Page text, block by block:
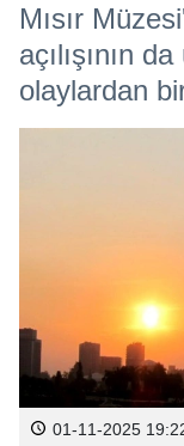
Mısır
açılışının
olaylardan
01-11-2025